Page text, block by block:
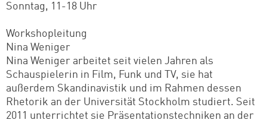
Sonntag, 11-18 Uhr
Workshopleitung
Nina Weniger
Nina Weniger arbeitet seit vielen Jahren als
Schauspielerin in Film, Funk und TV, sie hat
außerdem Skandinavistik und im Rahmen dessen
Rhetorik an der Universität Stockholm studiert. Seit
2011 unterrichtet sie Präsentationstechniken an der